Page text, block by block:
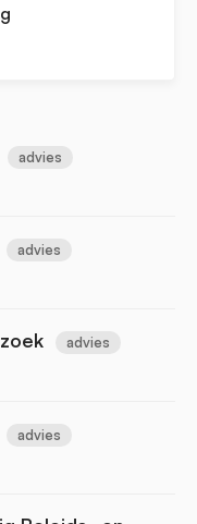
advies
advies
advies
advies